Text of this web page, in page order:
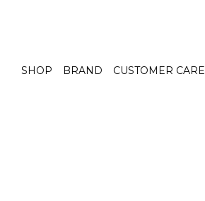
SHOP BRAND CUSTOMER CARE